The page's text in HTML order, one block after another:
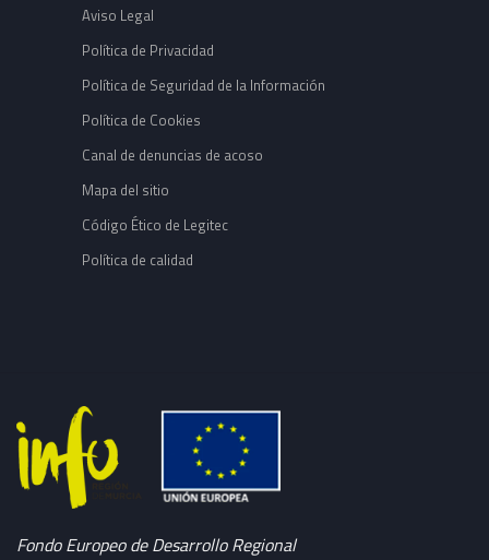
Aviso Legal
Política de Privacidad
Política de Seguridad de la Información
Política de Cookies
Canal de denuncias de acoso
Mapa del sitio
Código Ético de Legitec
Política de calidad
Fondo Europeo de Desarrollo Regional